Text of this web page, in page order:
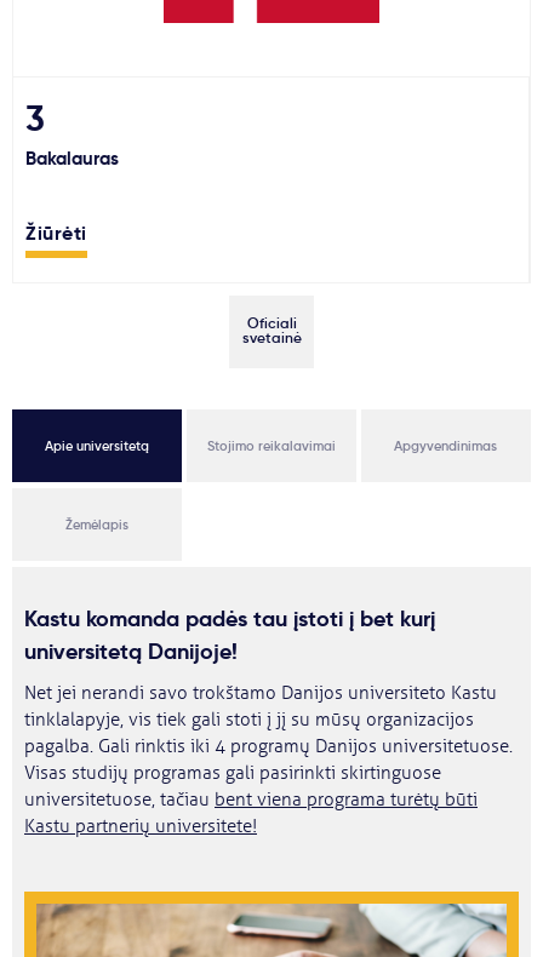
Paslaugos
Naujienos
3
Bakalauras
Žiūrėti
Oficiali
svetainė
Apie universitetą Stojimo reikalavimai Apgyvendinimas
Žemėlapis
Kastu komanda padės tau įstoti į bet kurį
universitetą Danijoje!
Net jei nerandi savo trokštamo Danijos universiteto Kastu
tinklalapyje, vis tiek gali stoti į jį su mūsų organizacijos
pagalba. Gali rinktis iki 4 programų Danijos universitetuose.
Visas studijų programas gali pasirinkti skirtinguose
universitetuose, tačiau bent viena programa turėtų būti
Kastu partnerių universitete!